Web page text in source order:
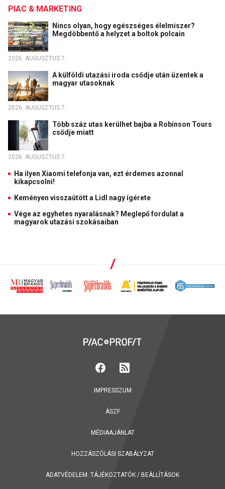
PIAC & MARKETING
Nincs olyan, hogy egészséges élelmiszer?
Megdöbbentő a helyzet a boltok polcain
2026. AUGUSZTUS 7.
A külföldi utazási iroda csődje után üzentek a
magyar utasoknak
2026. AUGUSZTUS 7.
Több száz utas kerülhet bajba a Robinson Tours
csődje miatt
2026. AUGUSZTUS 7.
Ha ilyen Xiaomi telefonja van, ezt érdemes azonnal
kikapcsolni!
Keményen visszaütött a Lidl nagy ígérete
Vége az egyhetes nyaralásnak? Meglepő fordulat a
magyarok utazási szokásaiban
IMPRESSZUM
ÁSZF
MÉDIAAJÁNLAT
HOZZÁSZÓLÁSI SZABÁLYZAT
ADATVÉDELEM: TÁJÉKOZTATÓK / BEÁLLÍTÁSOK